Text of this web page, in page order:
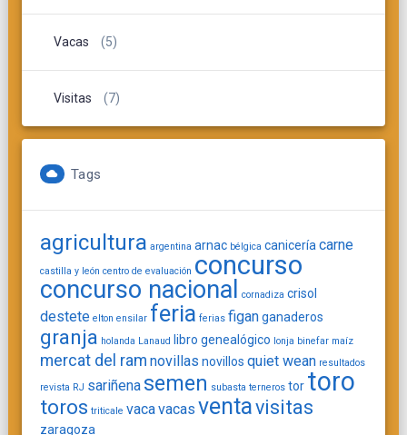
Vacas (5)
Visitas (7)
Tags
agricultura argentina arnac bélgica canicería carne
castilla y león centro de evaluación concurso
concurso nacional cornadiza crisol
destete elton ensilar feria ferias figanganaderos
granja holanda Lanaud libro genealógico lonja binefar maíz
mercat del ram novillas novillos quiet wean resultados
revista RJ sariñena semen subasta terneros tor toro
toros triticale vacavacas ventavisitas
zaragoza